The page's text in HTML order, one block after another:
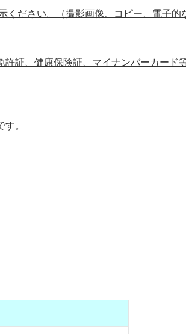
ださい。（撮影画像、コピー、電子的
証、健康保険証、マイナンバーカード
。